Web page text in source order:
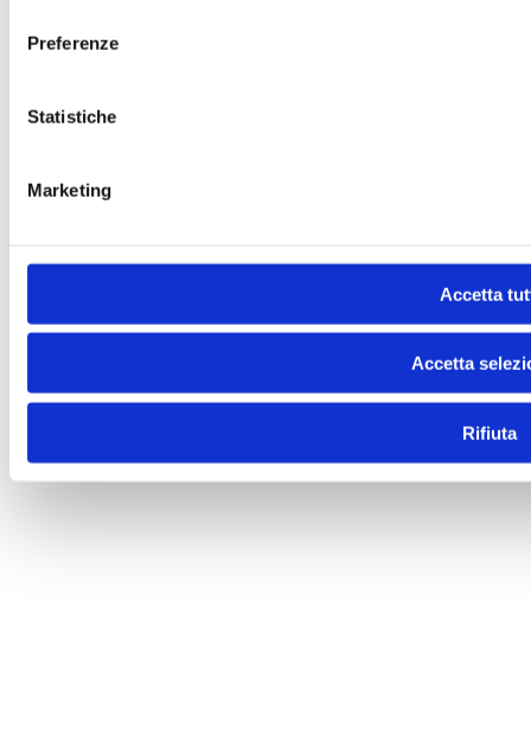
Preferenze
Statistiche
Marketing
Accetta
Accetta
Rifiuta